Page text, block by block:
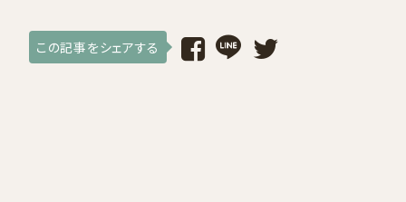
この記事をシェアする